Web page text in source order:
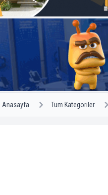
Anasayfa Tüm Kategoriler